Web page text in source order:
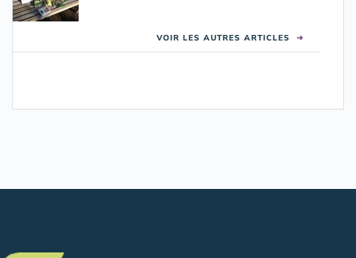
VOIR LES AUTRES ARTICLES ➜